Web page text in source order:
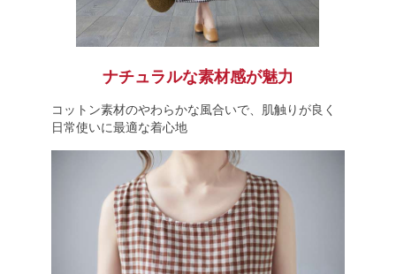
ナチュラルな素材感が魅力
コットン素材のやわらかな風合いで、肌触りが良く
日常使いに最適な着心地